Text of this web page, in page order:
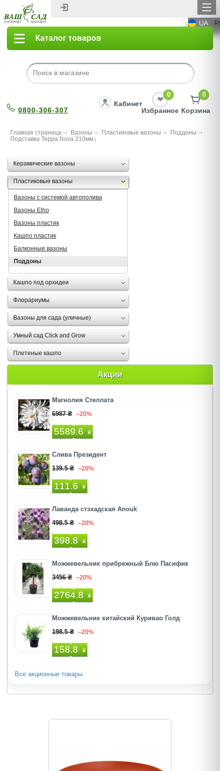
UA
Каталог товаров
0800-306-307
Кабинет
0
Избранное
0
Корзина
Главная страница Вазоны Пластиковые вазоны
Поддоны
Подставка Терра Nova 210мм
Керамические вазоны
Пластиковые вазоны
Вазоны с системой автополива
Вазоны Elho
Вазоны пластик
Кашпо пластик
Балконные вазоны
Поддоны
Кашпо под орхидеи
Флорариумы
Вазоны для сада (уличные)
Умный сад Click and Grow
Плетеные кашпо
Акции
Магнолия Стеллата
6987 ₴ –20%
5589.6 ₴
Слива Президент
139.5 ₴ –20%
111.6 ₴
Лаванда стэхадская Anouk
498.5 ₴ –20%
398.8 ₴
Можжевельник прибрежный Блю Пасифик
3456 ₴ –20%
2764.8 ₴
Можжевельник китайский Куривао Голд
198.5 ₴ –20%
158.8 ₴
Все акционные товары